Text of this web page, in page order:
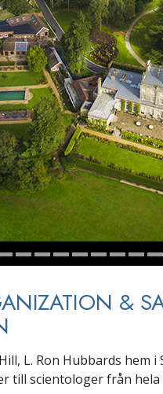
&
L. Ron Hubbards
till scientologer från hela